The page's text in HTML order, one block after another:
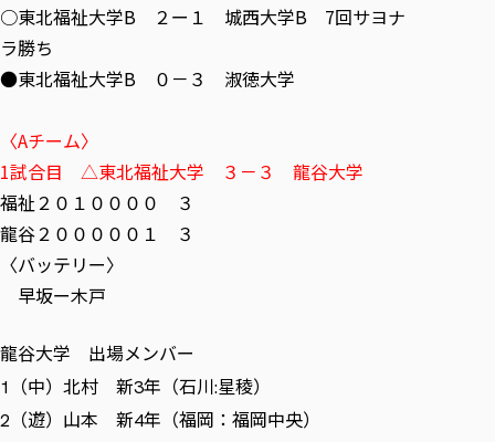
○東北福祉大学B ２ー１ 城西大学B 7回サヨナ
ラ勝ち
●東北福祉大学B ０－３ 淑徳大学
〈Aチーム〉
1試合目 △東北福祉大学 ３－３ 龍谷大学
福祉２０１００００ ３
龍谷２０００００１ ３
〈バッテリー〉
早坂ー木戸
龍谷大学 出場メンバー
1 （中）北村 新3年（石川:星稜）
2 （遊）山本 新4年（福岡：福岡中央）